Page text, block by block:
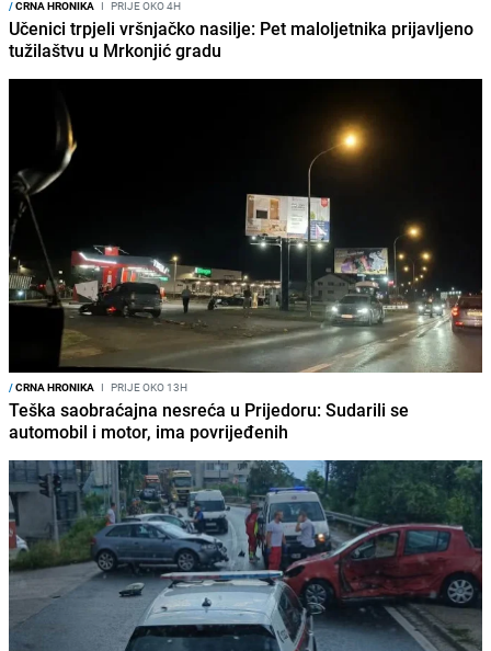
/CRNA HRONIKA I PRIJE OKO 4H
Učenici trpjeli vršnjačko nasilje: Pet maloljetnika prijavljeno
tužilaštvu u Mrkonjić gradu
/CRNA HRONIKA I PRIJE OKO 13H
Teška saobraćajna nesreća u Prijedoru: Sudarili se
automobil i motor, ima povrijeđenih